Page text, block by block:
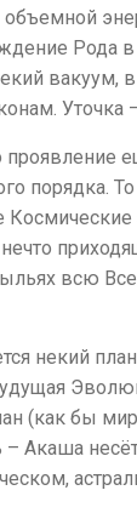
Рода
вакуум,
Уточка
проявление
порядка.
всю
некий
(как бы
Акаша